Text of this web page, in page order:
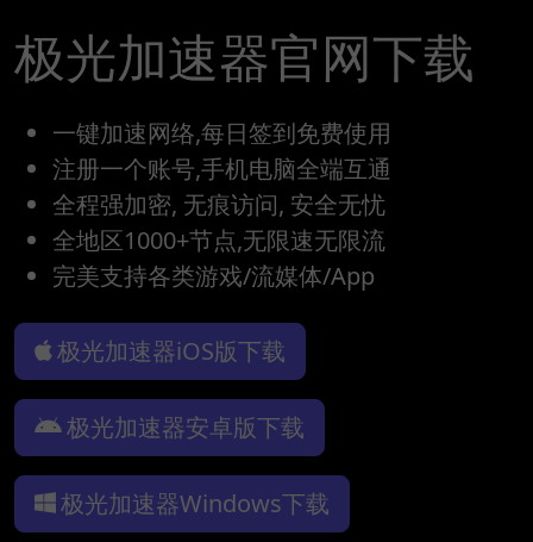
极光加速器官网下载
一键加速网络,每日签到免费使用
注册一个账号,手机电脑全端互通
全程强加密, 无痕访问, 安全无忧
全地区1000+节点,无限速无限流
完美支持各类游戏/流媒体/App
极光加速器iOS版下载
极光加速器安卓版下载
极光加速器Windows下载